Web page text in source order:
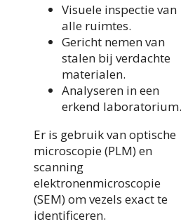
Visuele inspectie van
alle ruimtes.
Gericht nemen van
stalen bij verdachte
materialen.
Analyseren in een
erkend laboratorium.
Er is gebruik van optische
microscopie (PLM) en
scanning
elektronenmicroscopie
(SEM) om vezels exact te
identificeren.